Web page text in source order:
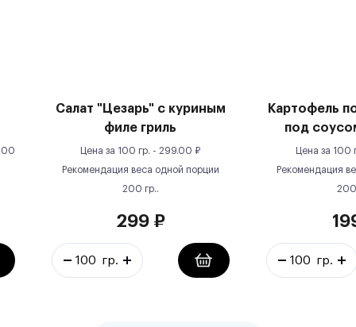
Салат "Цезарь" с куриным
филе гриль
Цена за 100 гр. - 299.00 ₽
Рекомендация веса одной порции
200 гр..
299₽
Картофель
под
Цена за 100
Рекомендация
200